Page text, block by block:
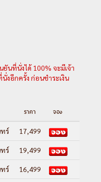
นที่นั่งได้ 100% จะมีเจ้า
อีกครั้ง ก่อนชำระเงิน
ราคา จอง
ร์ 17,499
ร์ 19,499
ร์ 16,499